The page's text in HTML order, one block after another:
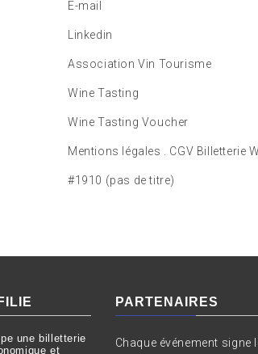
E-mail
Linkedin
Association Vin Tourisme
Wine Tasting
Wine Tasting Voucher
Mentions légales . CGV Billetterie
#1910 (pas de titre)
une billetterie
et
PARTENAIRES
Chaque événement signe